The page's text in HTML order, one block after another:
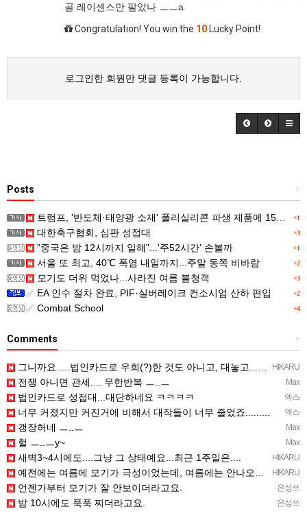
골 레이센스만 팔았나 ㅡㅡa
Congratulation! You win the 10 Lucky Point!
로그인한 회원만 댓글 등록이 가능합니다.
+
Posts
+1
트럼프, '반도체·태양광 소재' 폴리실리콘 파생 제품에 15% 관세...한국 기업도 영향
+3
대한축구협회, 심판 성접대
+1
"중국은 밤 12시까지 일해"...'주52시간' 손볼까
+2
서울 또 최고, 40℃ 폭염 내일까지...주말 동쪽 비바람
+3
모기도 더위 먹었나...사라진 여름 불청객
+2
EA 인수 절차 완료, PIF·실버레이크 컨소시엄 산하 편입
+4
Combat School
+
Comments
HIKARU
그니까요.....법인카드로 우회(?)한 것도 아니고, 대놓고...ㅋ ㅋ)
Max
전쟁 아니면 관세.... 무한반복 ㅡ..ㅡ
엑스
법인카드로 성접대...대단하네요 ㅋㅋㅋㅋ
엑스
너무 커졌지만 커진거에 비해서 대작들이 너무 줄었죠.........
Max
갱장허네 ㅡ..ㅡ
Max
헐 ㅡ..ㅡy~
HIKARU
새벽3~4시에도....그냥 그 상태예요...최근 1주일은....
HIKARU
예전에는 여름에 모기가 극성이었는데, 여름에는 안나오는 것 같은.....ㅎ ㅎ)
은성쓰
언젠가부터 모기가 잘 안보이더라고요.
은성쓰
밤 10시에도 푹푹 찌더라고요.